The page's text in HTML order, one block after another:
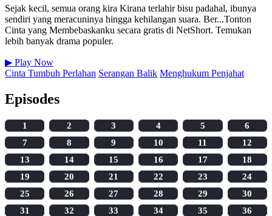
Sejak kecil, semua orang kira Kirana terlahir bisu padahal, ibunya
sendiri yang meracuninya hingga kehilangan suara. Ber...Tonton
Cinta yang Membebaskanku secara gratis di NetShort. Temukan
lebih banyak drama populer.
▶ Play Now
Cinta Tumbuh Perlahan Serangan Balik Menghukum Penjahat
Episodes
1 2 3 4 5
6
7
8 9 10 11
12
13
14 15 16 17
18
19
20 21 22 23
24
25
26 27 28 29
30
31
32 33 34 35
36